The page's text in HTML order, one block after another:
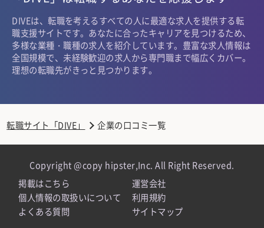
DIVEは、転職を考えるすべての人に最適な求人を提供する転
職支援サイトです。あなたに合ったキャリアを見つけるため、
多様な業種・職種の求人を紹介しています。豊富な求人情報は
全国規模で、未経験歓迎の求人から専門職まで幅広くカバー。
理想の転職先がきっと見つかります。
転職サイト「DIVE」 企業の口コミ一覧
Copyright @copy hipster,Inc. All Right Reserved.
掲載はこちら
運営会社
個人情報の取扱いについて
利用規約
よくある質問
サイトマップ